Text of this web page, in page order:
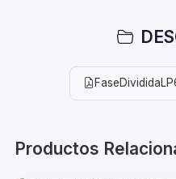
Productos